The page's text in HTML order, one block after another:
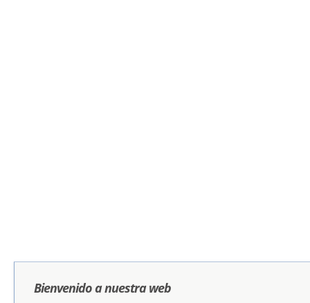
Bienvenido a nuestra web